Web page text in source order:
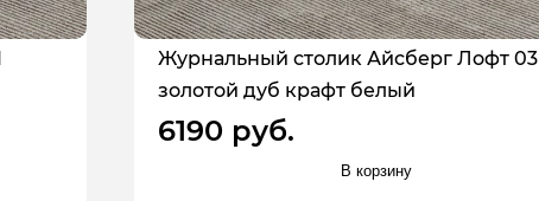
Журнальный столик Айсберг Лофт 03
золотой дуб крафт белый
6190 руб.
В корзину